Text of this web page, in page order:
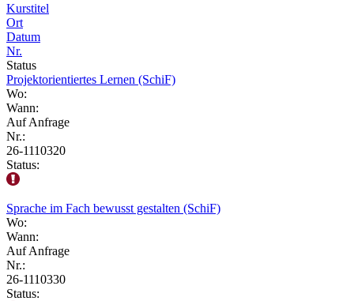
Kurstitel
Ort
Datum
Nr.
Status
Projektorientiertes Lernen (SchiF)
Wo:
Wann:
Auf Anfrage
Nr.:
26-1110320
Status:
Sprache im Fach bewusst gestalten (SchiF)
Wo:
Wann:
Auf Anfrage
Nr.:
26-1110330
Status: